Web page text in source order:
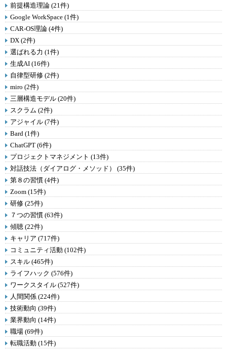
前提構造理論 (21件)
Google WorkSpace (1件)
CAR-OS理論 (4件)
DX (2件)
選ばれる力 (1件)
生成AI (16件)
自律型研修 (2件)
miro (2件)
三層構造モデル (20件)
スクラム (2件)
アジャイル (7件)
Bard (1件)
ChatGPT (6件)
プロジェクトマネジメント (13件)
対話技法（ダイアログ・メソッド） (35件)
第８の習慣 (4件)
Zoom (15件)
研修 (25件)
７つの習慣 (63件)
傾聴 (22件)
キャリア (717件)
コミュニティ活動 (102件)
スキル (465件)
ライフハック (576件)
ワークスタイル (527件)
人間関係 (224件)
技術動向 (39件)
業界動向 (14件)
職場 (69件)
転職活動 (15件)